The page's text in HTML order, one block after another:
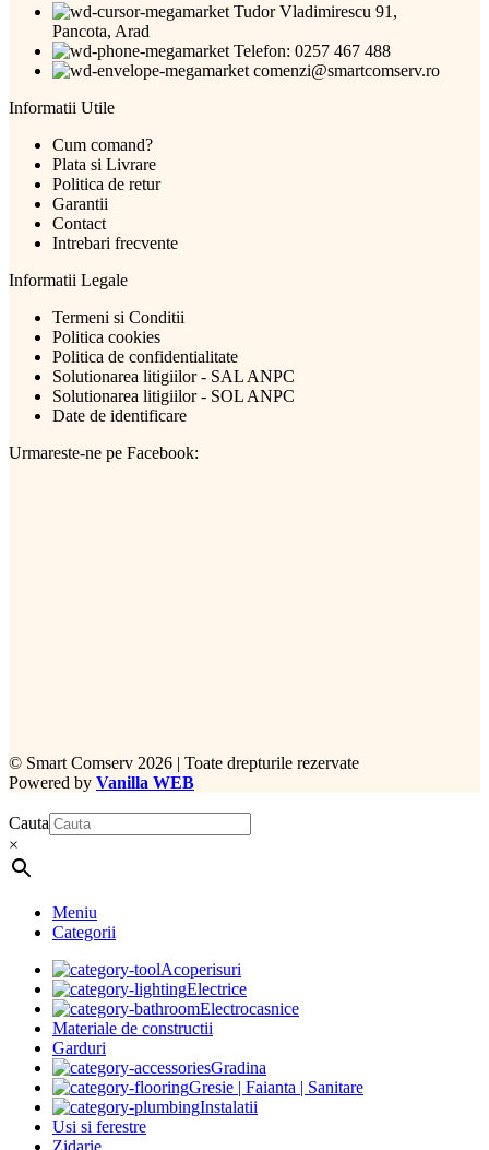
Tudor Vladimirescu 91,
Pancota, Arad
Telefon: 0257 467 488
comenzi@smartcomserv.ro
Informatii Utile
Cum comand?
Plata si Livrare
Politica de retur
Garantii
Contact
Intrebari frecvente
Informatii Legale
Termeni si Conditii
Politica cookies
Politica de confidentialitate
Solutionarea litigiilor - SAL ANPC
Solutionarea litigiilor - SOL ANPC
Date de identificare
Urmareste-ne pe Facebook:
© Smart Comserv 2026 | Toate drepturile rezervate
Powered by Vanilla WEB
Cauta
×
Meniu
Categorii
Acoperisuri
Electrice
Electrocasnice
Materiale de constructii
Garduri
Gradina
Gresie | Faianta | Sanitare
Instalatii
Usi si ferestre
Zidarie